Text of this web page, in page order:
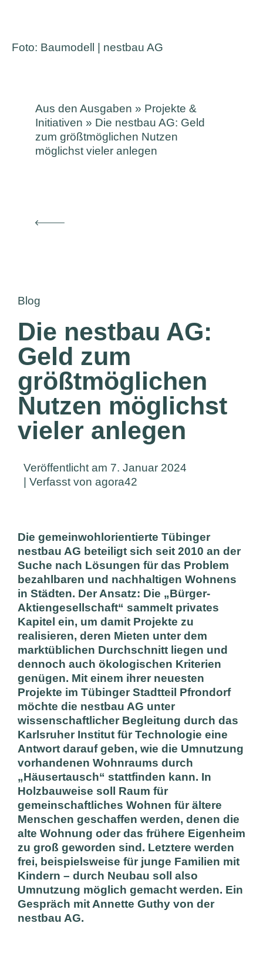
Foto: Baumodell | nestbau AG
Aus den Ausgaben » Projekte &
Initiativen » Die nestbau AG: Geld
zum größtmöglichen Nutzen
möglichst vieler anlegen
Blog
Die nestbau AG:
Geld zum
größtmöglichen
Nutzen möglichst
vieler anlegen
Veröffentlicht am 7. Januar 2024
| Verfasst von agora42
Die gemeinwohlorientierte Tübinger
nestbau AG beteiligt sich seit 2010 an der
Suche nach Lösungen für das Problem
bezahlbaren und nachhaltigen Wohnens
in Städten. Der Ansatz: Die „Bürger-
Aktiengesellschaft“ sammelt privates
Kapitel ein, um damit Projekte zu
realisieren, deren Mieten unter dem
marktüblichen Durchschnitt liegen und
dennoch auch ökologischen Kriterien
genügen. Mit einem ihrer neuesten
Projekte im Tübinger Stadtteil Pfrondorf
möchte die nestbau AG unter
wissenschaftlicher Begleitung durch das
Karlsruher Institut für Technologie eine
Antwort darauf geben, wie die Umnutzung
vorhandenen Wohnraums durch
„Häusertausch“ stattfinden kann. In
Holzbauweise soll Raum für
gemeinschaftliches Wohnen für ältere
Menschen geschaffen werden, denen die
alte Wohnung oder das frühere Eigenheim
zu groß geworden sind. Letztere werden
frei, beispielsweise für junge Familien mit
Kindern – durch Neubau soll also
Umnutzung möglich gemacht werden. Ein
Gespräch mit Annette Guthy von der
nestbau AG.